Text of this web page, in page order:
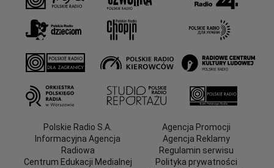
Polskie Radio S.A.
Informacyjna Agencja
Radiowa
Centrum Edukacji Medialnej
Agencja Promocji
Agencja Reklamy
Regulamin serwisu
Polityka prywatności